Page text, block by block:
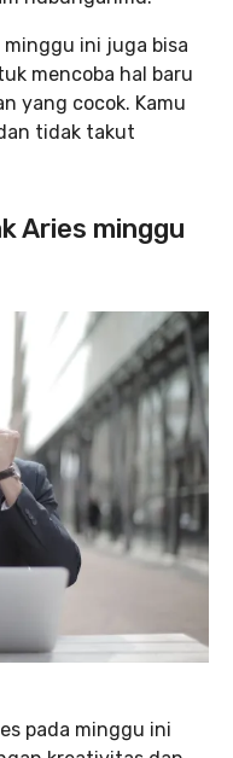
ini juga bisa
mencoba hal baru
yang cocok. Kamu
tidak takut
Aries minggu
pada minggu ini